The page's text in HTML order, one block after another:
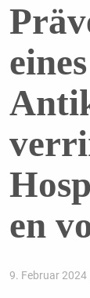
en
9. Februar 2024